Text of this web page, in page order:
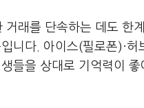
래를 단속하는 데도 한
니다. 아이스(필로폰)·허
들을 상대로 기억력이